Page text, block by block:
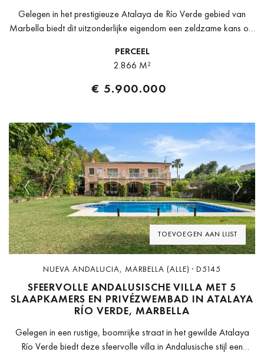
Gelegen in het prestigieuze Atalaya de Río Verde gebied van
Marbella biedt dit uitzonderlijke eigendom een zeldzame kans om
meest...
PERCEEL
2.866 M²
€ 5.900.000
TOEVOEGEN AAN LIJST
Previous Next
NUEVA ANDALUCIA, MARBELLA (ALLE) · D5145
SFEERVOLLE ANDALUSISCHE VILLA MET 5
SLAAPKAMERS EN PRIVÉZWEMBAD IN ATALAYA
RÍO VERDE, MARBELLA
Gelegen in een rustige, boomrijke straat in het gewilde Atalaya
Río Verde biedt deze sfeervolle villa in Andalusische stijl een